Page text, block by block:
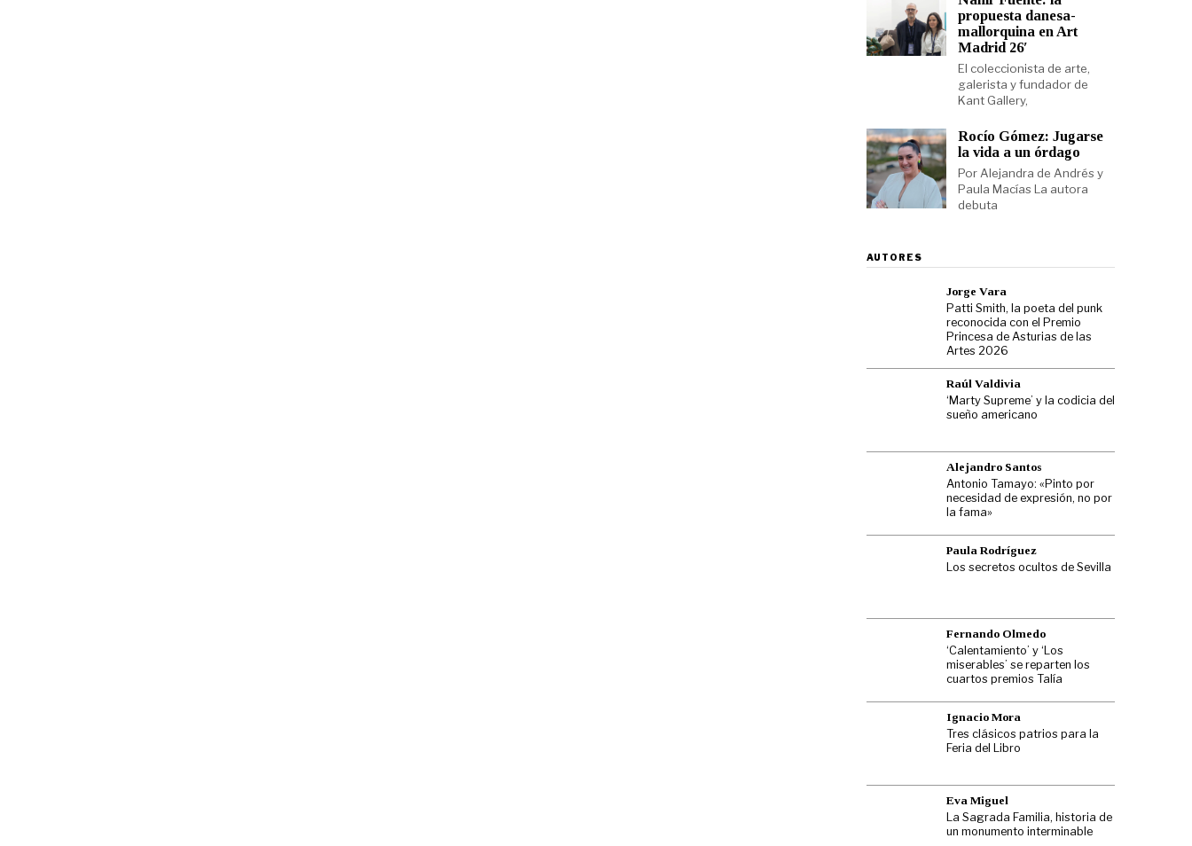
propuesta danesa-
mallorquina en Art
Madrid 26′
El coleccionista de arte,
galerista y fundador de
Kant Gallery,
Rocío Gómez: Jugarse
la vida a un órdago
Por Alejandra de Andrés y
Paula Macías La autora
debuta
AUTORES
Jorge Vara
Patti Smith, la poeta del punk
reconocida con el Premio
Princesa de Asturias de las
Artes 2026
Raúl Valdivia
‘Marty Supreme’ y la codicia del
sueño americano
Alejandro Santos
Antonio Tamayo: «Pinto por
necesidad de expresión, no por
la fama»
Paula Rodríguez
Los secretos ocultos de Sevilla
Fernando Olmedo
‘Calentamiento’ y ‘Los
miserables’ se reparten los
cuartos premios Talía
Ignacio Mora
Tres clásicos patrios para la
Feria del Libro
Eva Miguel
La Sagrada Familia, historia de
un monumento interminable